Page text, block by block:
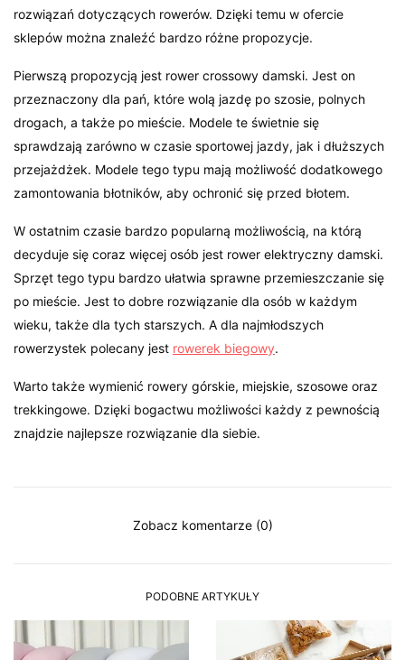
rozwiązań dotyczących rowerów. Dzięki temu w ofercie
sklepów można znaleźć bardzo różne propozycje.
Pierwszą propozycją jest rower crossowy damski. Jest on
przeznaczony dla pań, które wolą jazdę po szosie, polnych
drogach, a także po mieście. Modele te świetnie się
sprawdzają zarówno w czasie sportowej jazdy, jak i dłuższych
przejażdżek. Modele tego typu mają możliwość dodatkowego
zamontowania błotników, aby ochronić się przed błotem.
W ostatnim czasie bardzo popularną możliwością, na którą
decyduje się coraz więcej osób jest rower elektryczny damski.
Sprzęt tego typu bardzo ułatwia sprawne przemieszczanie się
po mieście. Jest to dobre rozwiązanie dla osób w każdym
wieku, także dla tych starszych. A dla najmłodszych
rowerzystek polecany jest rowerek biegowy.
Warto także wymienić rowery górskie, miejskie, szosowe oraz
trekkingowe. Dzięki bogactwu możliwości każdy z pewnością
znajdzie najlepsze rozwiązanie dla siebie.
Zobacz komentarze (0)
PODOBNE ARTYKUŁY